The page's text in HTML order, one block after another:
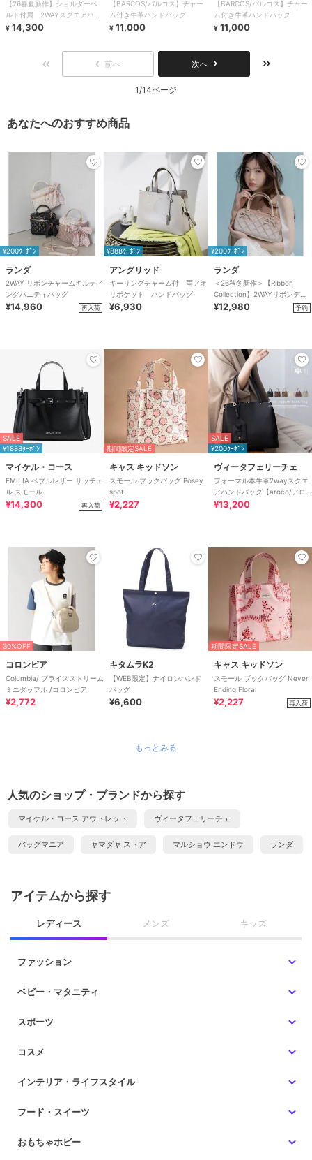
【26春夏新作】ショルダーベ
ルト付属 2WAYスクエアハン
ドバッグ
¥ 14,300
【BARCOS/バルコス】チャー
ム付き牛革ハンドバッグ
¥ 11,000
【BARCOS/バルコス】チャー
ム付き牛革ハンドバッグ
¥ 11,000
前へ 次へ
1/14ページ
あなたへのおすすめ商品
¥200ｸｰﾎﾟﾝ
ランダ
2WAY リボンチャームキルティ
ングバニティバッグ
¥14,960 再入荷
¥888ｸｰﾎﾟﾝ
アングリッド
キーリングチャーム付 両アオ
リポケット ハンドバッグ
¥6,930
¥200ｸｰﾎﾟﾝ
ランダ
＜26秋冬新作＞【Ribbon
Collection】2WAYリボンディ
テールハンドバッグ
¥12,980 予約
SALE
¥1888ｸｰﾎﾟﾝ
マイケル・コース
EMILIA ペブルレザー サッチェ
ル スモール
¥14,300 再入荷
期間限定SALE
キャス キッドソン
スモール ブックバッグ Posey
spot
¥2,227
SALE
¥200ｸｰﾎﾟﾝ
ヴィータフェリーチェ
フォーマル本牛革2wayスクエ
アハンドバッグ【aroco/アロ
コ】セレモニー向け
¥13,200
30%OFF
コロンビア
Columbia/ プライスストリーム
ミニダッフル /コロンビア
¥2,772
キタムラK2
【WEB限定】ナイロンハンド
バッグ
¥6,600
期間限定SALE
キャス キッドソン
スモール ブックバッグ Never
Ending Floral
¥2,227 再入荷
もっとみる
人気のショップ・ブランドから探す
マイケル・コース アウトレット ヴィータフェリーチェ
バッグマニア ヤマダヤ ストア マルショウ エンドウ ランダ
アイテムから探す
レディース メンズ キッズ
ファッション
ベビー・マタニティ
スポーツ
コスメ
インテリア・ライフスタイル
フード・スイーツ
おもちゃホビー